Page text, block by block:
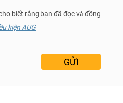
biết rằng bạn đã đọc và đồng
kiện AUG